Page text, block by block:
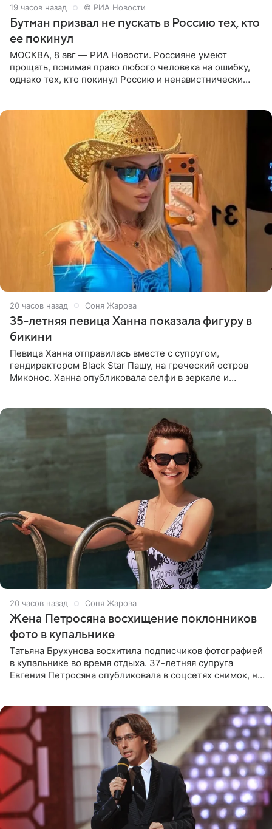
19 часов назад © РИА Новости
Бутман призвал не пускать в Россию тех, кто
ее покинул
МОСКВА, 8 авг — РИА Новости. Россияне умеют
прощать, понимая право любого человека на ошибку,
однако тех, кто покинул Россию и ненавистнически
20 часов назад Соня Жарова
35-летняя певица Ханна показала фигуру в
бикини
Певица Ханна отправилась вместе с супругом,
гендиректором Black Star Пашу, на греческий остров
Миконос. Ханна опубликовала селфи в зеркале и
20 часов назад Соня Жарова
Жена Петросяна восхищение поклонников
фото в купальнике
Татьяна Брухунова восхитила подписчиков фотографией
в купальнике во время отдыха. 37-летняя супруга
Евгения Петросяна опубликовала в соцсетях снимок, на